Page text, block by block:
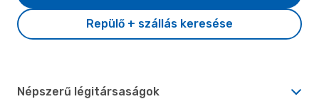
Repülő + szállás keresése
Népszerű légitársaságok